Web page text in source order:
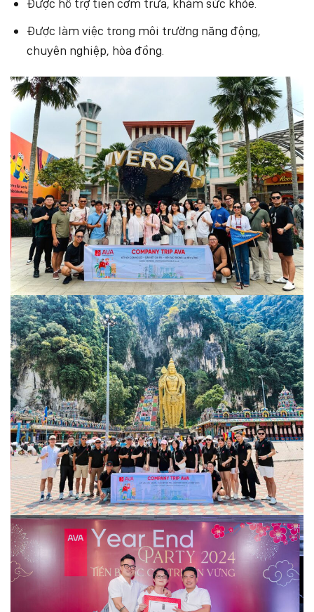
Được hỗ trợ tiền cơm trưa, khám sức khỏe.
Được làm việc trong môi trường năng động,
chuyên nghiệp, hòa đồng.